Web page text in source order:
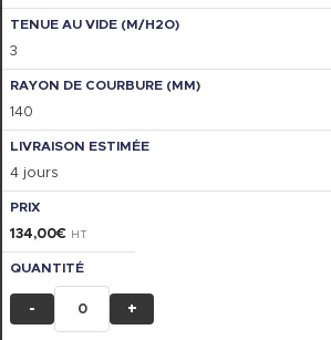
3
140
4 jours
134,00€ HT
- +